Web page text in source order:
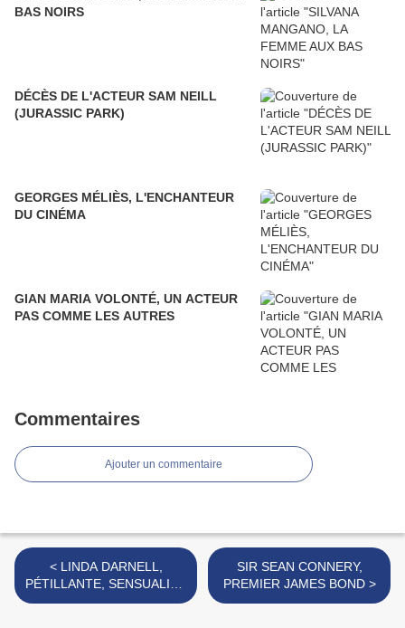
BAS NOIRS
DÉCÈS DE L'ACTEUR SAM NEILL
(JURASSIC PARK)
GEORGES MÉLIÈS, L'ENCHANTEUR
DU CINÉMA
GIAN MARIA VOLONTÉ, UN ACTEUR
PAS COMME LES AUTRES
Commentaires
Ajouter un commentaire
< LINDA DARNELL,
PÉTILLANTE, SENSUALITÉ
DÉBORDANTE
SIR SEAN CONNERY,
PREMIER JAMES BOND >